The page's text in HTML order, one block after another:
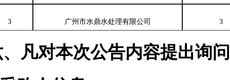
3 广州市水鼎水处理有限公司 3
、凡对本次公告内容提出询